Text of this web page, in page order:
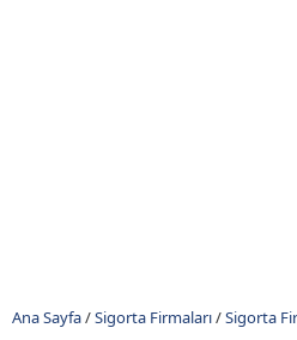
Ana Sayfa/Sigorta Firmaları/Sigorta